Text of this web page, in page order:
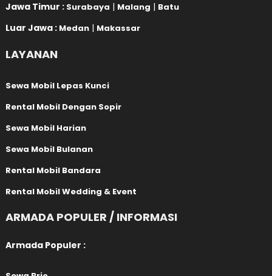
Jawa Timur : Surabaya | Malang | Batu
Luar Jawa : Medan | Makassar
LAYANAN
Sewa Mobil Lepas Kunci
Rental Mobil Dengan Sopir
Sewa Mobil Harian
Sewa Mobil Bulanan
Rental Mobil Bandara
Rental Mobil Wedding & Event
ARMADA POPULER / INFORMASI
Armada Populer :